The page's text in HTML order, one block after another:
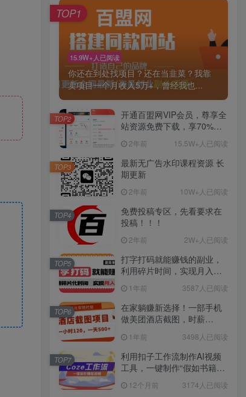
15.9W+人已阅读
你还在到处找项目？还在当韭菜？我靠
卖项目一个月收入5万+，曾经我也...
TOP1
开通百盟网VIP会员，尊享全
站资源免费下载，享70%的
惠】2年前 15.5W+人已阅读
TOP2
最新无广告水印课程资源 长
期更新
2年前 10W+人已阅读
TOP3
免费投稿专区，先看要求在
投稿！！！
2年前 2W+人已阅读
TOP4
打字打码就能赚钱的副业，
利用碎片时间，实现月入过
1年前 3587人已阅读
TOP5
在家躺赚新选择！一部手机
做美团酒店截图，时薪
1年前 3498人已阅读
TOP6
利用扣子工作流制作AI视频
工具，一键制作“假如书籍会
12个月前 3174人已阅读
TOP7